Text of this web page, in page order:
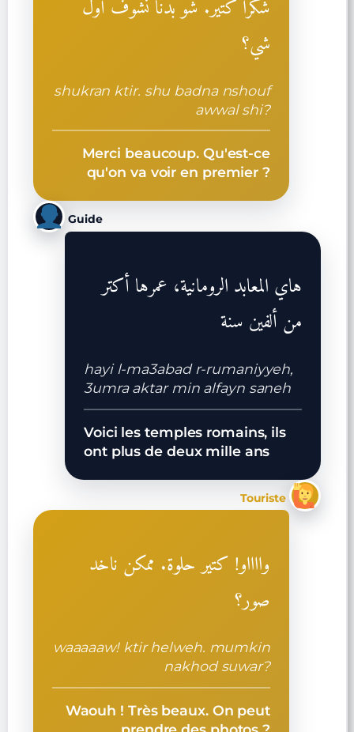
شكراً كتير. شو بدنا نشوف أول
شي؟
shukran ktir. shu badna nshouf
awwal shi?
Merci beaucoup. Qu'est-ce
qu'on va voir en premier ?
Guide
هاي المعابد الرومانية، عمرها أكتر
من ألفين سنة
hayi l-ma3abad r-rumaniyyeh,
3umra aktar min alfayn saneh
Voici les temples romains, ils
ont plus de deux mille ans
Touriste
وااااو! كتير حلوة. ممكن ناخد
صور؟
waaaaaw! ktir helweh. mumkin
nakhod suwar?
Waouh ! Très beaux. On peut